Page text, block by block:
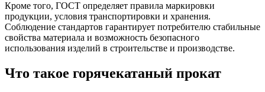
Кроме того, ГОСТ определяет правила маркировки
продукции, условия транспортировки и хранения.
Соблюдение стандартов гарантирует потребителю стабильные
свойства материала и возможность безопасного
использования изделий в строительстве и производстве.
Что такое горячекатаный прокат